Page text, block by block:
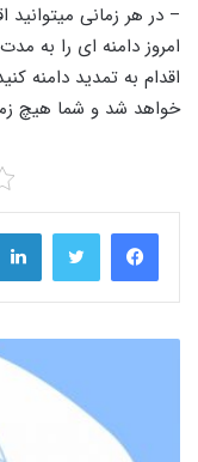
– در هر زمانی میتوانید
امروز دامنه ای را به
خواهد شد و شما هیچ